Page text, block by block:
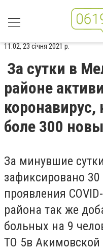
11:02, 23 січня 2021 р.
За сутки в
районе
боле 300
За минувшие
зафиксировано
проявления
района так же
больных на 9
ТО 5в Акимовской